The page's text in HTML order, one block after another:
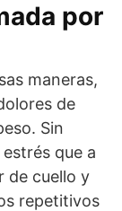
por
maneras,
de
Sin
que a
de cuello y
repetitivos